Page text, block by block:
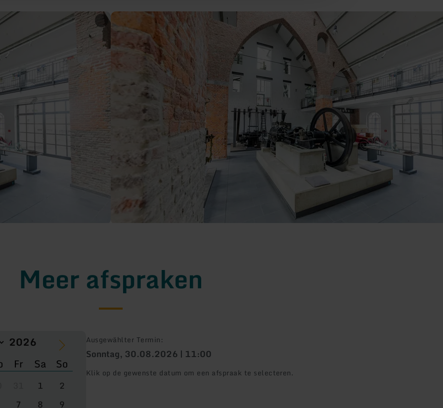
Meer afspraken
Fr Sa So
1
2
7 8 9
Ausgewählter Termin:
Sonntag, 30.08.2026 | 11:00
Klik op de gewenste datum om een afspraak te selecteren.